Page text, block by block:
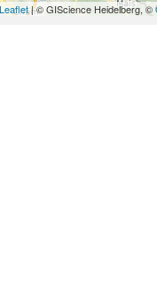
Leaflet| © GIScience Heidelberg, ©